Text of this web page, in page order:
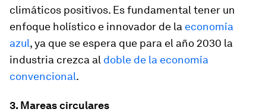
climáticos positivos. Es fundamental tener un
enfoque holístico e innovador de la economía
azul, ya que se espera que para el año 2030 la
industria crezca al doble de la economía
convencional.
3. Mareas circulares